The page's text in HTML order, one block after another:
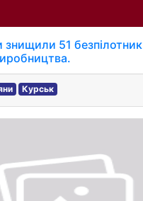
51 безпілотник
Курськ